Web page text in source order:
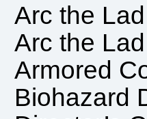
Arc the Lad
Arc the
Armored
Biohazard